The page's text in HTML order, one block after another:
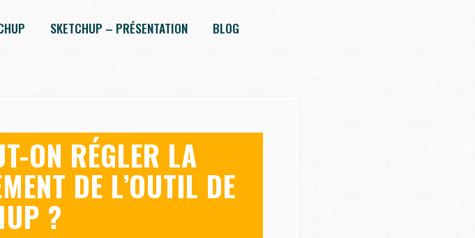
SKETCHUP – PRÉSENTATION BLOG
ON RÉGLER LA
DE L’OUTIL DE
?